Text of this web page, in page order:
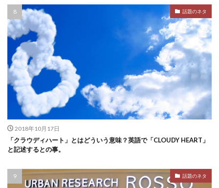
話題のネタ
2018年10月17日
「クラウディハート」とはどういう意味？英語で「CLOUDY HEART」
と記述するとの事。
話題のネタ